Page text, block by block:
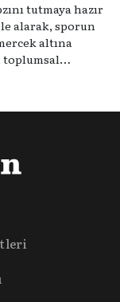
tutmaya hazır
alarak, sporun
altına
toplumsal